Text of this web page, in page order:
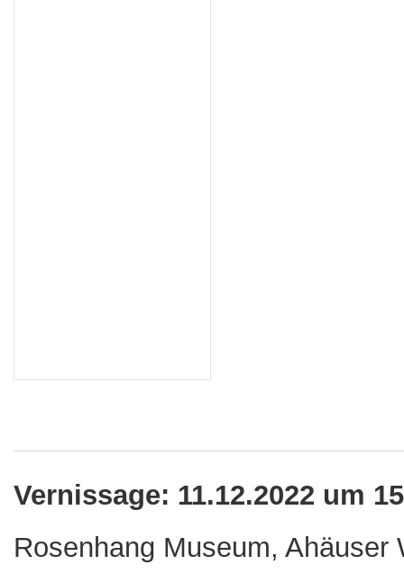
Vernissage: 11.12.2022 um
Rosenhang Museum, Ahäuser